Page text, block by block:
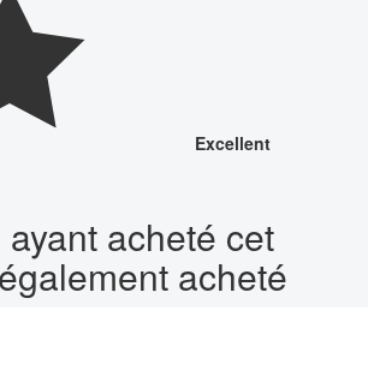
Excellent
acheté cet
acheté